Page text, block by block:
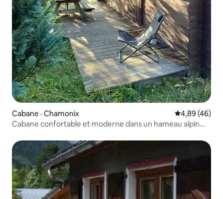
Cabane · Chamonix Note
4,89 (46)
Cabane confortable et moderne dans un hameau alpin